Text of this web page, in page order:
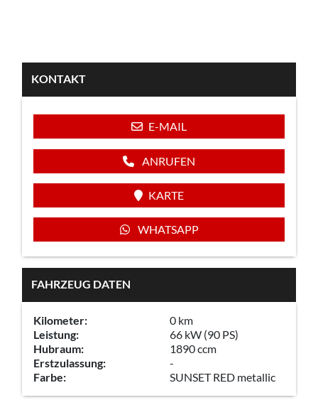
KONTAKT
E-MAIL
ANRUFEN
KARTE
WHATSAPP
FAHRZEUG DATEN
Kilometer:
0 km
Leistung:
66 kW (90 PS)
Hubraum:
1890 ccm
Erstzulassung:
-
Farbe:
SUNSET RED metallic